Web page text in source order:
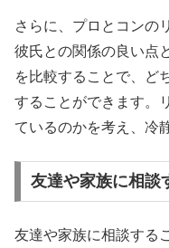
さらに、プロとコンの
彼氏との関係の良い点
を比較することで、ど
することができます。
ているのかを考え、冷
友達や家族に相談
友達や家族に相談する